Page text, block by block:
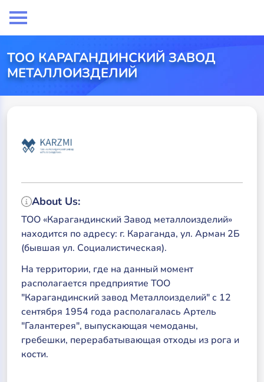
TOO КАРАГАНДИНСКИЙ ЗАВОД
МЕТАЛЛОИЗДЕЛИЙ
About Us:
ТОО «Карагандинский Завод металлоизделий»
находится по адресу: г. Караганда, ул. Арман 2Б
(бывшая ул. Социалистическая).
На территории, где на данный момент
располагается предприятие ТОО
"Карагандинский завод Металлоизделий" с 12
сентября 1954 года располагалась Артель
"Галантерея", выпускающая чемоданы,
гребешки, перерабатывающая отходы из рога и
кости.